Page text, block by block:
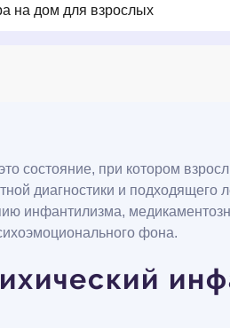
на дом для взрослых
состояние, при котором
диагностики и
инфантилизма,
фона.